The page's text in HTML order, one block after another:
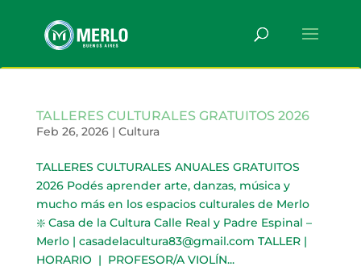
TALLERES CULTURALES GRATUITOS 2026
Feb 26, 2026| Cultura
TALLERES CULTURALES ANUALES GRATUITOS
2026 Podés aprender arte, danzas, música y
mucho más en los espacios culturales de Merlo
❇️ Casa de la Cultura Calle Real y Padre Espinal –
Merlo | casadelacultura83@gmail.com TALLER |
HORARIO | PROFESOR/A VIOLÍN...